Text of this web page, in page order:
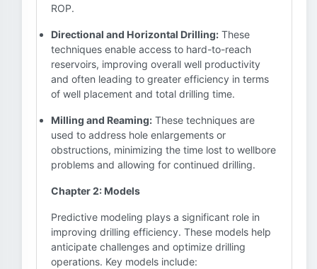
ROP.
Directional and Horizontal Drilling: These
techniques enable access to hard-to-reach
reservoirs, improving overall well productivity
and often leading to greater efficiency in terms
of well placement and total drilling time.
Milling and Reaming: These techniques are
used to address hole enlargements or
obstructions, minimizing the time lost to wellbore
problems and allowing for continued drilling.
Chapter 2: Models
Predictive modeling plays a significant role in
improving drilling efficiency. These models help
anticipate challenges and optimize drilling
operations. Key models include: